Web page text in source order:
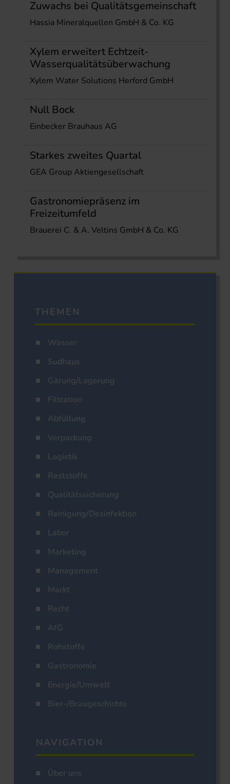
Zuwachs bei Qualitätsgemeinschaft
Hassia Mineralquellen GmbH & Co. KG
Xylem erweitert Echtzeit-
Wasserqualitätsüberwachung
Xylem Water Solutions Herford GmbH
Null Bock
Einbecker Brauhaus AG
Starkes zweites Quartal
GEA Group Aktiengesellschaft
Gastronomiepräsenz im
Freizeitumfeld
Brauerei C. & A. Veltins GmbH & Co. KG
THEMEN
Wasser
Sudhaus
Gärung/Lagerung
Filtration
Abfüllung
Verpackung
Logistik
Reststoffe
Qualitätssicherung
Reinigung/Desinfektion
Labor
Marketing
Management
Markt
Recht
AfG
Rohstoffe
Gastronomie
Energie/Umwelt
Bier-/Braugeschichte
NAVIGATION
Über uns